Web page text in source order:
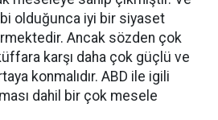
olduğunca iyi bir siyaset
Ancak sözden çok
karşı daha çok güçlü ve
konmalıdır. ABD ile igili
dahil bir çok mesele